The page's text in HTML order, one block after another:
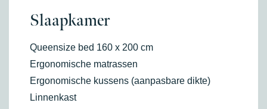
Slaapkamer
Queensize bed 160 x 200 cm
Ergonomische matrassen
Ergonomische kussens (aanpasbare dikte)
Linnenkast